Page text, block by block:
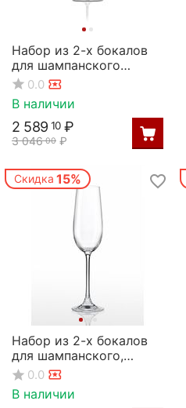
Набор из 2-х бокалов
для шампанского
Polaris 380 мл, D 80 мм,
H 250 мм, Rona
0.0
В наличии
3 046 00 ₽
2 589 10 ₽
Скидка 15%
Набор из 2-х бокалов
для шампанского,
серия Magnum, 180 мл,
Rona
0.0
В наличии